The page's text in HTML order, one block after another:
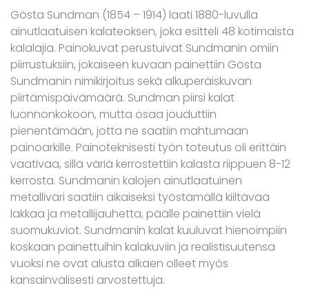
Gösta Sundman (1854 – 1914) laati 1880-luvulla
ainutlaatuisen kalateoksen, joka esitteli 48 kotimaista
kalalajia. Painokuvat perustuivat Sundmanin omiin
piirrustuksiin, jokaiseen kuvaan painettiin Gösta
Sundmanin nimikirjoitus sekä alkuperäiskuvan
piirtämispäivämäärä. Sundman piirsi kalat
luonnonkokoon, mutta osaa jouduttiin
pienentämään, jotta ne saatiin mahtumaan
painoarkille. Painoteknisesti työn toteutus oli erittäin
vaativaa, sillä väriä kerrostettiin kalasta riippuen 8-12
kerrosta. Sundmanin kalojen ainutlaatuinen
metalliväri saatiin aikaiseksi työstämällä kiiltävää
lakkaa ja metallijauhetta, päälle painettiin vielä
suomukuviot. Sundmanin kalat kuuluvat hienoimpiin
koskaan painettuihin kalakuviin ja realistisuutensa
vuoksi ne ovat alusta alkaen olleet myös
kansainvälisesti arvostettuja.